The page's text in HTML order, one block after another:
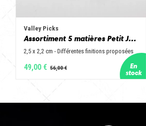
Valley Picks
Assortiment 5 matières Petit Jazz - Corne de vache, os, bois de cerf, buis et corne de buffle
2,5 x 2,2 cm - Différentes finitions proposées
49,00 €